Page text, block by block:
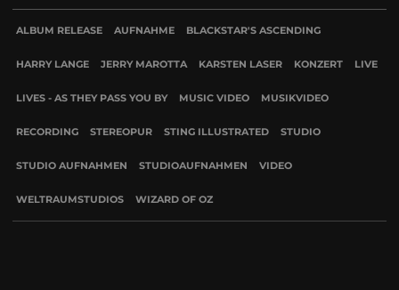
ALBUM RELEASE AUFNAHME BLACKSTAR'S ASCENDING
HARRY LANGE JERRY MAROTTA KARSTEN LASER KONZERT LIVE
LIVES - AS THEY PASS YOU BY MUSIC VIDEO MUSIKVIDEO
RECORDING STEREOPUR STING ILLUSTRATED STUDIO
STUDIO AUFNAHMEN STUDIOAUFNAHMEN VIDEO
WELTRAUMSTUDIOS WIZARD OF OZ